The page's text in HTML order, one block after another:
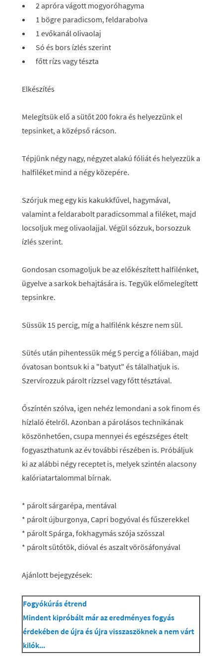
2 apróra vágott mogyoróhagyma
1 bögre paradicsom, feldarabolva
1 evőkanál olivaolaj
Só és bors ízlés szerint
főtt rízs vagy tészta
Elkészítés
Melegítsük elő a sütőt 200 fokra és helyezzünk el
tepsinket, a középső rácson.
Tépjünk négy nagy, négyzet alakú fóliát és helyezzük a
halfiléket mind a négy közepére.
Szórjuk meg egy kis kakukkfűvel, hagymával,
valamint a feldarabolt paradicsommal a filéket, majd
locsoljuk meg olivaolajjal. Végül sózzuk, borsozzuk
ízlés szerint.
Gondosan csomagoljuk be az előkészített halfilénket,
ügyelve a sarkok behajtására is. Tegyük előmelegített
tepsinkre.
Süssük 15 percig, míg a halfilénk készre nem sül.
Sütés után pihentessük még 5 percig a fóliában, majd
óvatosan bontsuk ki a "batyut" és tálalhatjuk is.
Szervírozzuk párolt rízzsel vagy főtt tésztával.
Őszíntén szólva, igen nehéz lemondani a sok finom és
hízlaló ételről. Azonban a párolásos technikának
köszönhetően, csupa mennyei és egészséges ételt
fogyaszthatunk az év további részében is. Próbáljuk
ki az alábbi négy receptet is, melyek szintén alacsony
kalóriatartalommal bírnak.
* párolt sárgarépa, mentával
* párolt újburgonya, Capri bogyóval és fűszerekkel
* párolt Spárga, fokhagymás szója szósszal
* párolt sütőtök, dióval és aszalt vörösáfonyával
Ajánlott bejegyzések:
Fogyókúrás étrend
Mindent kipróbált már az eredményes fogyás
érdekében de újra és újra visszaszöknek a nem várt
kilók...